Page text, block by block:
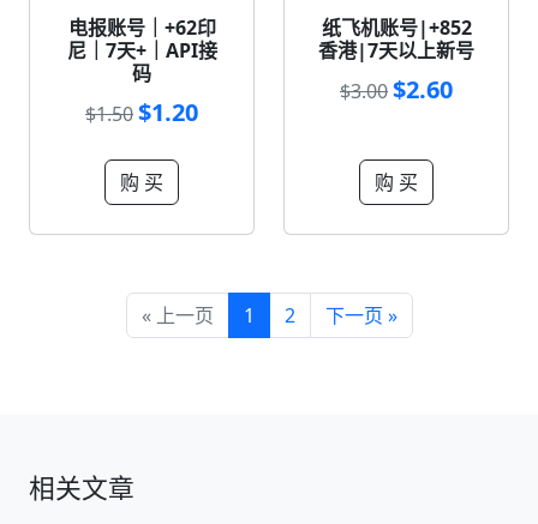
电报账号｜+62印
尼｜7天+｜API接
码
$1.50$1.20
购 买
纸飞机账号|+852
香港|7天以上新号
$3.00$2.60
购 买
« 上一页 1 2 下一页 »
相关文章